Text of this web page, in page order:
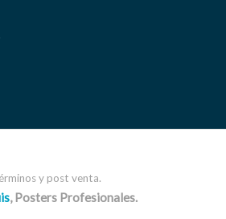
y post venta.
, Posters Profesionales.